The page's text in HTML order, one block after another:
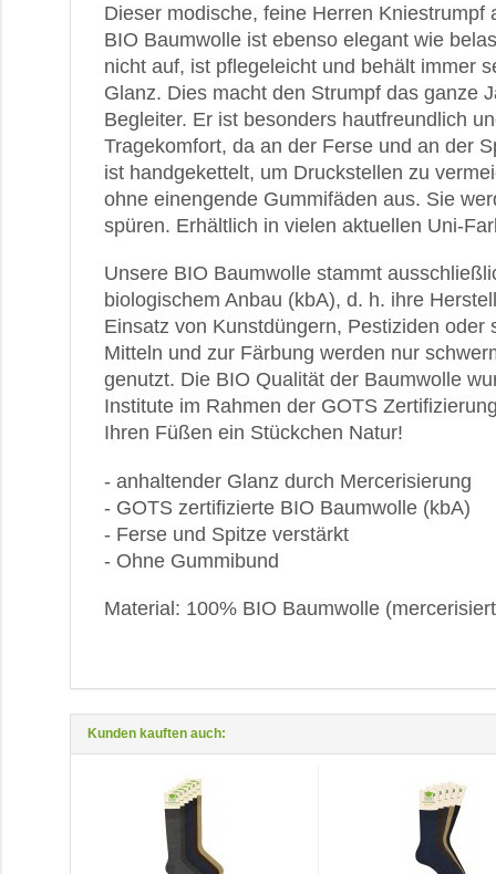
Dieser modische, feine Herren Kniestrumpf
BIO Baumwolle ist ebenso elegant wie
nicht auf, ist pflegeleicht und behält immer
Glanz. Dies macht den Strumpf das ganze
Begleiter. Er ist besonders hautfreundlich
Tragekomfort, da an der Ferse und an der
ist handgekettelt, um Druckstellen zu
ohne einengende Gummifäden aus. Sie
spüren. Erhältlich in vielen aktuellen Uni-
Unsere BIO Baumwolle stammt
biologischem Anbau (kbA), d. h. ihre
Einsatz von Kunstdüngern, Pestiziden oder
Mitteln und zur Färbung werden nur
genutzt. Die BIO Qualität der Baumwolle
Institute im Rahmen der GOTS
Ihren Füßen ein Stückchen Natur!
- anhaltender Glanz durch Mercerisierung
- GOTS zertifizierte BIO Baumwolle (kbA)
- Ferse und Spitze verstärkt
- Ohne Gummibund
Material: 100% BIO Baumwolle
Kunden kauften auch: